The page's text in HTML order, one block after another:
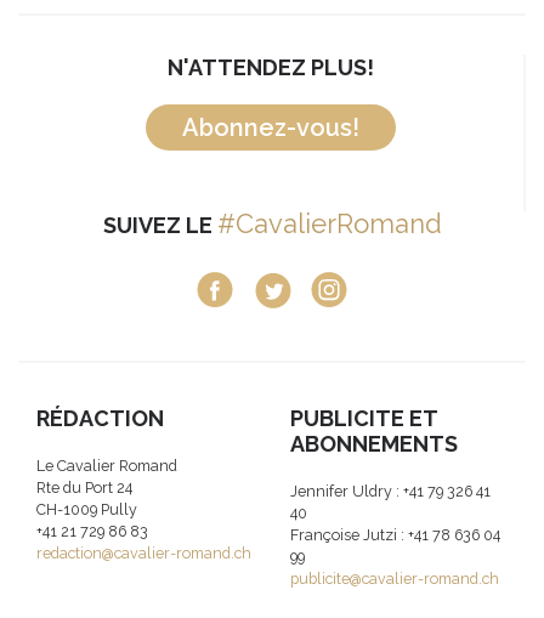
N'ATTENDEZ PLUS!
Abonnez-vous!
SUIVEZ LE #CavalierRomand
RÉDACTION
Le Cavalier Romand
Rte du Port 24
CH-1009 Pully
+41 21 729 86 83
redaction@cavalier-romand.ch
PUBLICITE ET
ABONNEMENTS
Jennifer Uldry : +41 79 326 41
40
Françoise Jutzi : +41 78 636 04
99
publicite@cavalier-romand.ch